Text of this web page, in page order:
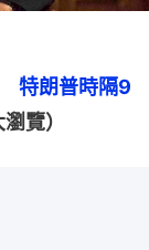
特朗普時隔9
覽）